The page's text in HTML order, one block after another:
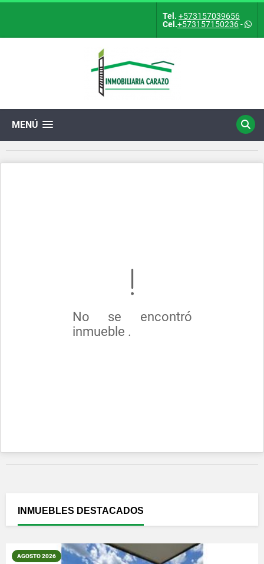
Tel. +573157039656
Cel.+573157150236-
MENÚ
No se encontró
inmueble .
INMUEBLES DESTACADOS
AGOSTO 2026